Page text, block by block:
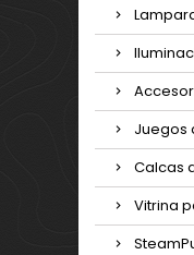
Juegos
Calcas
Vitrina